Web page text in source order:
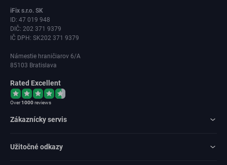
iFix s.r.o. SK
ID: 47 019 948
DIČ: 202 371 9379
IČ DPH: SK202 371 9379
Námestie hraničiarov 6/A
85103 Bratislava
Rated Excellent
Over1000reviews
Zákaznícky servis
Užitočné odkazy